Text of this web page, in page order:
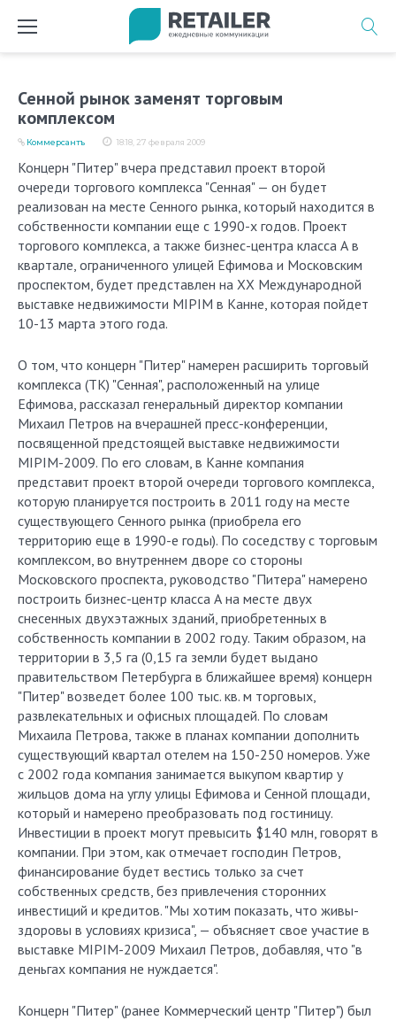
Сенной рынок заменят торговым
комплексом
18:18, 27 февраля 2009
Коммерсантъ
Концерн "Питер" вчера представил проект второй
очереди торгового комплекса "Сенная" — он будет
реализован на месте Сенного рынка, который находится в
собственности компании еще с 1990-х годов. Проект
торгового комплекса, а также бизнес-центра класса А в
квартале, ограниченного улицей Ефимова и Московским
проспектом, будет представлен на XX Международной
выставке недвижимости MIPIM в Канне, которая пойдет
10-13 марта этого года.
О том, что концерн "Питер" намерен расширить торговый
комплекса (ТК) "Сенная", расположенный на улице
Ефимова, рассказал генеральный директор компании
Михаил Петров на вчерашней пресс-конференции,
посвященной предстоящей выставке недвижимости
MIPIM-2009. По его словам, в Канне компания
представит проект второй очереди торгового комплекса,
которую планируется построить в 2011 году на месте
существующего Сенного рынка (приобрела его
территорию еще в 1990-е годы). По соседству с торговым
комплексом, во внутреннем дворе со стороны
Московского проспекта, руководство "Питера" намерено
построить бизнес-центр класса А на месте двух
снесенных двухэтажных зданий, приобретенных в
собственность компании в 2002 году. Таким образом, на
территории в 3,5 га (0,15 га земли будет выдано
правительством Петербурга в ближайшее время) концерн
"Питер" возведет более 100 тыс. кв. м торговых,
развлекательных и офисных площадей. По словам
Михаила Петрова, также в планах компании дополнить
существующий квартал отелем на 150-250 номеров. Уже
с 2002 года компания занимается выкупом квартир у
жильцов дома на углу улицы Ефимова и Сенной площади,
который и намерено преобразовать под гостиницу.
Инвестиции в проект могут превысить $140 млн, говорят в
компании. При этом, как отмечает господин Петров,
финансирование будет вестись только за счет
собственных средств, без привлечения сторонних
инвестиций и кредитов. "Мы хотим показать, что живы-
здоровы в условиях кризиса", — объясняет свое участие в
выставке MIPIM-2009 Михаил Петров, добавляя, что "в
деньгах компания не нуждается".
Концерн "Питер" (ранее Коммерческий центр "Питер") был